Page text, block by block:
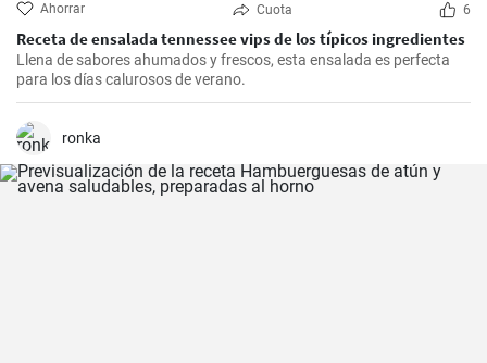
Ahorrar Cuota 6
Receta de ensalada tennessee vips de los típicos ingredientes
Llena de sabores ahumados y frescos, esta ensalada es perfecta
para los días calurosos de verano.
ronka